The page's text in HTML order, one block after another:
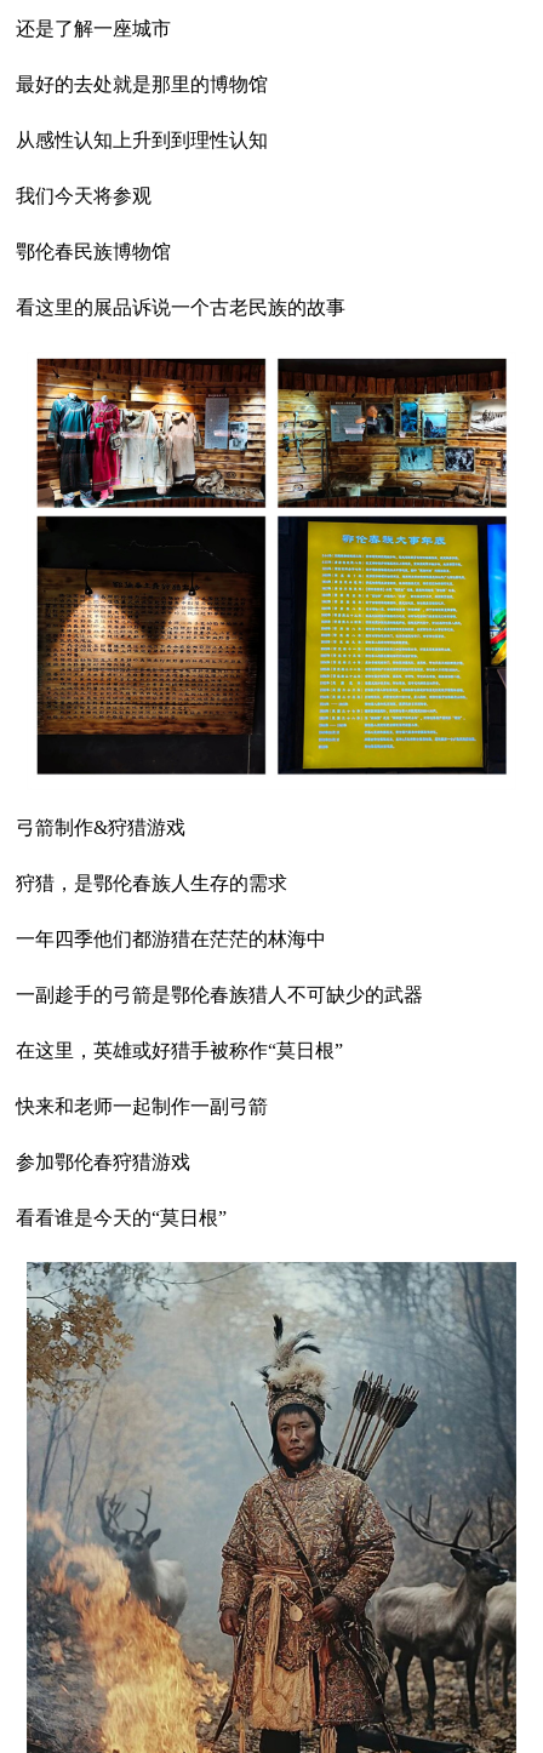
还是了解一座城市
最好的去处就是那里的博物馆
从感性认知上升到到理性认知
我们今天将参观
鄂伦春民族博物馆
看这里的展品诉说一个古老民族的故事
弓箭制作&狩猎游戏
狩猎，是鄂伦春族人生存的需求
一年四季他们都游猎在茫茫的林海中
一副趁手的弓箭是鄂伦春族猎人不可缺少的武器
在这里，英雄或好猎手被称作“莫日根”
快来和老师一起制作一副弓箭
参加鄂伦春狩猎游戏
看看谁是今天的“莫日根”